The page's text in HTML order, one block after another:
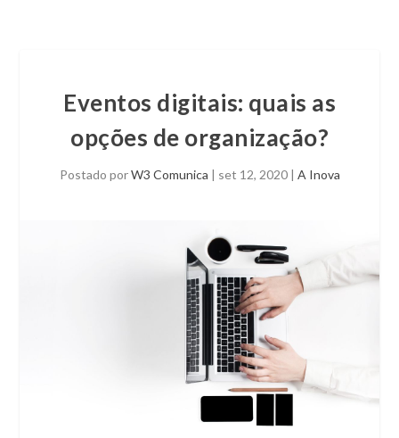
Eventos digitais: quais as
opções de organização?
Postado porW3 Comunica | set 12, 2020| A Inova